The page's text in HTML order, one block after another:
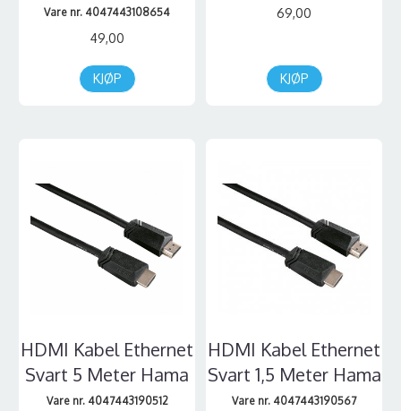
Vare nr. 4047443108654
49,00
KJØP
69,00
KJØP
HDMI Kabel Ethernet
Svart 5 Meter Hama
Vare nr. 4047443190512
HDMI Kabel Ethernet
Svart 1,5 Meter Hama
Vare nr. 4047443190567